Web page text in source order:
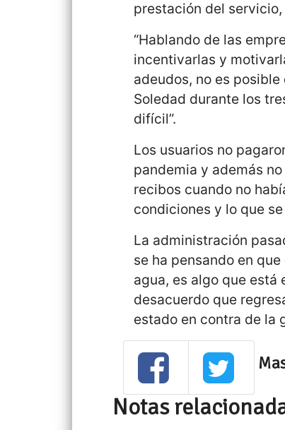
prestación del
“Hablando de las
incentivarlas y
adeudos, no es
Soledad durante los
difícil”.
Los usuarios no
pandemia y además
recibos cuando no
condiciones y lo que
La administración
se ha pensando en
agua, es algo que está
desacuerdo que
estado en contra de la
Notas